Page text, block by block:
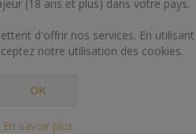
(18 ans et plus) dans votre pays.
d'offrir nos services. En utilisant
notre utilisation des cookies.
OK
En savoir plus